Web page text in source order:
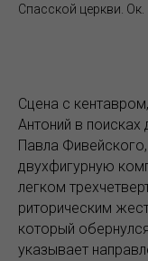
Спасской церкви. Ок.
Сцена с
Антоний в
Павла
двухфигурную
легком
риторическим
который
указывает